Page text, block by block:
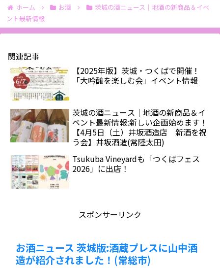
ホーム お酒
茨城の酒ニュース｜地酒の新商品＆イベ
ント最新情報
関連記事
【2025年版】茨城・つくばで開催！
「大吟醸を楽しむ会」イベント情報
茨城の酒ニュース｜地酒の新商品＆イ
ベント最新情報:新しい企画始めます！
【4月5日（土）井坂酒造店 新酒を祝
う会】井坂酒造(常陸太田)
Tsukuba Vineyardも「つくばフェス
2026」に出店！
スポンサーリンク
お酒ニュース 茨城版:酒蔵プレスに山中酒
造が紹介されました！(常総市)